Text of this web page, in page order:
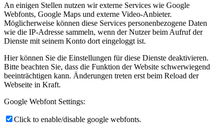
An einigen Stellen nutzen wir externe Services wie Google
Webfonts, Google Maps und externe Video-Anbieter.
Möglicherweise können diese Services personenbezogene Daten
wie die IP-Adresse sammeln, wenn der Nutzer beim Aufruf der
Dienste mit seinem Konto dort eingeloggt ist.
Hier können Sie die Einstellungen für diese Dienste deaktivieren.
Bitte beachten Sie, dass die Funktion der Website schwerwiegend
beeinträchtigen kann. Änderungen treten erst beim Reload der
Webseite in Kraft.
Google Webfont Settings:
Click to enable/disable google webfonts.